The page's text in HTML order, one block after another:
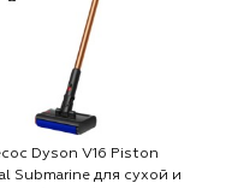
Dyson V16 Piston
Submarine для сухой и